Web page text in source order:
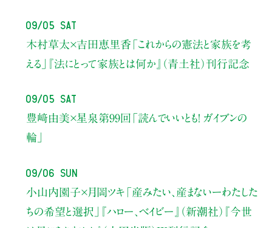
09/05 Sat
木村草太×吉田恵里香 「これからの憲法と家族を考
える」
『法にとって家族とは何か』（青土社）刊行記念
09/05 Sat
豊﨑由美×星泉 第99回「読んでいいとも！ ガイブンの
輪」
09/06 Sun
小山内園子×月岡ツキ 「産みたい、産まないーわたした
ちの希望と選択」
『ハロー、ベイビー』（新潮社） 『今世